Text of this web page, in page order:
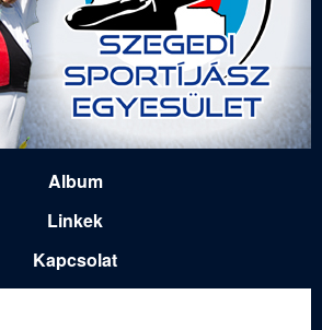
Album
Linkek
Kapcsolat